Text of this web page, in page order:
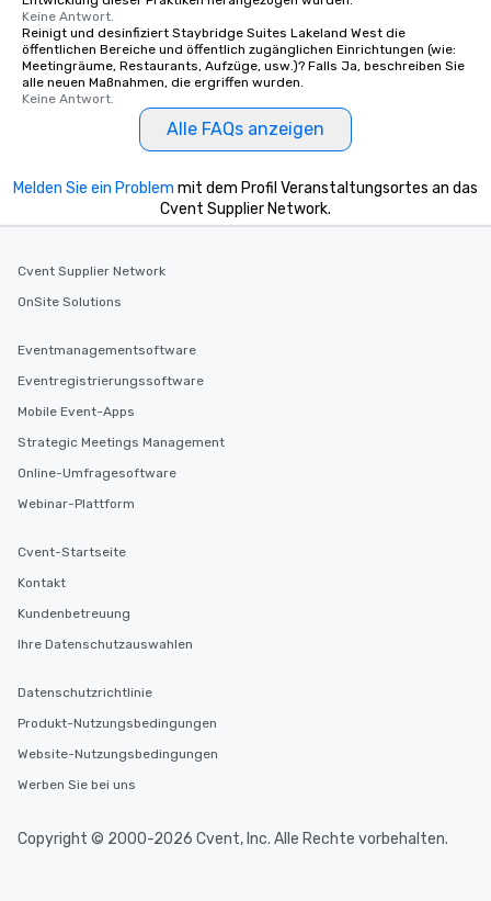
Keine Antwort.
Reinigt und desinfiziert Staybridge Suites Lakeland West die
öffentlichen Bereiche und öffentlich zugänglichen Einrichtungen (wie:
Meetingräume, Restaurants, Aufzüge, usw.)? Falls Ja, beschreiben Sie
alle neuen Maßnahmen, die ergriffen wurden.
Keine Antwort.
Alle FAQs anzeigen
Melden Sie ein Problem mit dem Profil Veranstaltungsortes an das
Cvent Supplier Network.
Cvent Supplier Network
OnSite Solutions
Eventmanagementsoftware
Eventregistrierungssoftware
Mobile Event-Apps
Strategic Meetings Management
Online-Umfragesoftware
Webinar-Plattform
Cvent-Startseite
Kontakt
Kundenbetreuung
Ihre Datenschutzauswahlen
Datenschutzrichtlinie
Produkt-Nutzungsbedingungen
Website-Nutzungsbedingungen
Werben Sie bei uns
Copyright © 2000-2026 Cvent, Inc. Alle Rechte vorbehalten.